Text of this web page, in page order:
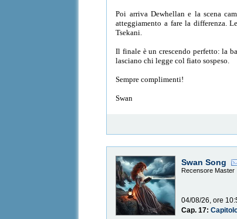
Poi arriva Dewhellan e la scena
atteggiamento a fare la differenza.
Tsekani.
Il finale è un crescendo perfetto: la
lasciano chi legge col fiato sospeso.
Sempre complimenti!
Swan
Swan Song
Recensore Master
04/08/26, ore
Cap. 17: